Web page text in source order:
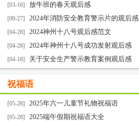
[03-16]
放牛班的春天观后感
[09-27]
2024年消防安全教育警示片的观后感
[04-28]
2024神州十八号观后感范文
[04-28]
2024年神州十八号成功发射观后感
[04-18]
关于安全生产警示教育案例观后感
祝福语
[05-28] 2025年六一儿童节礼物祝福语
[05-28]
2025端午假期祝福语大全